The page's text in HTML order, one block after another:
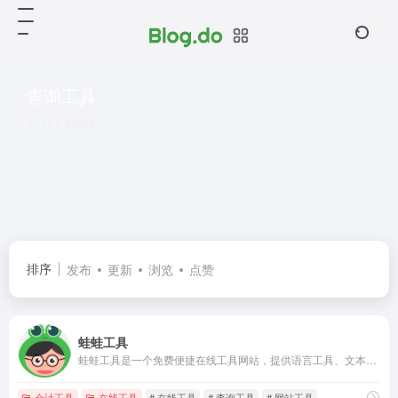
排序 发布 更新 浏览 点赞
蛙蛙工具